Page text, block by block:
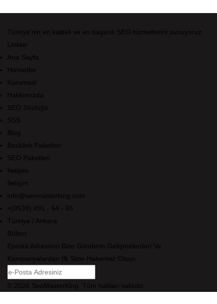
Türkiye'nin en kaliteli ve en başarılı SEO hizmetlerini sunuyoruz.
Linkler
Ana Sayfa
Hizmetler
Kurumsal
Hakkımızda
SEO Sözlüğü
SSS
Blog
Backlink Paketleri
SEO Paketleri
İletişim
İletişim
info@seomasterking.com
+(0539) 491 - 64 - 95
Türkiye / Ankara
Bülten
Eposta Adresinizi Bize Gönderin Gelişmelerden Ve
Kampanyalardan İlk Sizin Haberiniz Olsun
© 2026 SeoMasterKing. Tüm hakları saklıdır.